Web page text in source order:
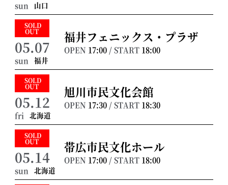
sun 山口
SOLD
OUT
05.07
sun 福井
福井フェニックス・プラザ
OPEN 17:00 / START 18:00
SOLD
OUT
05.12
fri 北海道
旭川市民文化会館
OPEN 17:30 / START 18:30
SOLD
OUT
05.14
sun 北海道
帯広市民文化ホール
OPEN 17:00 / START 18:00